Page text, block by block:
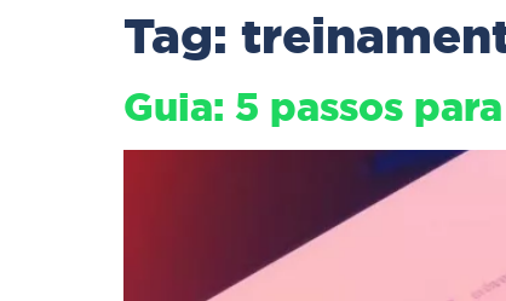
Tag:
Guia: 5 passos